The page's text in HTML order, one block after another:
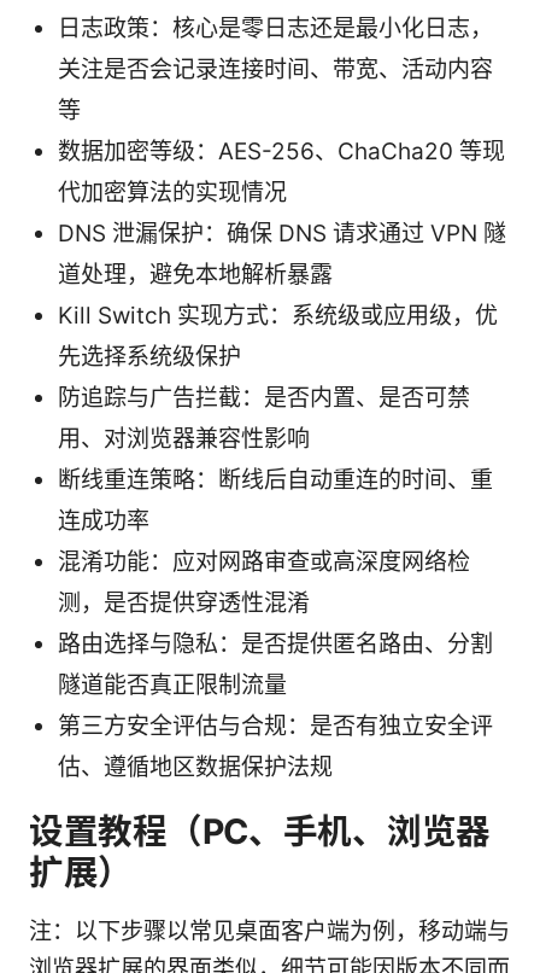
日志政策：核心是零日志还是最小化日志，
关注是否会记录连接时间、带宽、活动内容
等
数据加密等级：AES-256、ChaCha20 等现
代加密算法的实现情况
DNS 泄漏保护：确保 DNS 请求通过 VPN 隧
道处理，避免本地解析暴露
Kill Switch 实现方式：系统级或应用级，优
先选择系统级保护
防追踪与广告拦截：是否内置、是否可禁
用、对浏览器兼容性影响
断线重连策略：断线后自动重连的时间、重
连成功率
混淆功能：应对网路审查或高深度网络检
测，是否提供穿透性混淆
路由选择与隐私：是否提供匿名路由、分割
隧道能否真正限制流量
第三方安全评估与合规：是否有独立安全评
估、遵循地区数据保护法规
设置教程（PC、手机、浏览器
扩展）
注：以下步骤以常见桌面客户端为例，移动端与